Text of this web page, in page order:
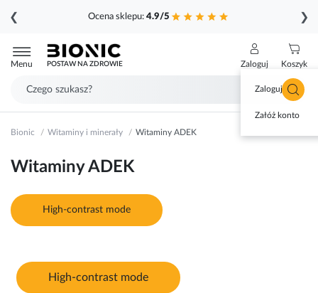
Ocena sklepu: 4.9/5
❮ ❯
do
treści
Menu POSTAW NA ZDROWIE Zaloguj
Zaloguj się
Załóż konto
Koszyk
Bionic Witaminy i minerały Witaminy ADEK
Witaminy ADEK
High-contrast mode
High-contrast mode